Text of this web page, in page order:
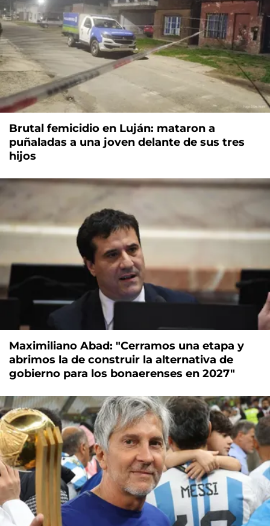
Brutal femicidio en Luján: mataron a
puñaladas a una joven delante de sus tres
hijos
Maximiliano Abad: "Cerramos una etapa y
abrimos la de construir la alternativa de
gobierno para los bonaerenses en 2027"